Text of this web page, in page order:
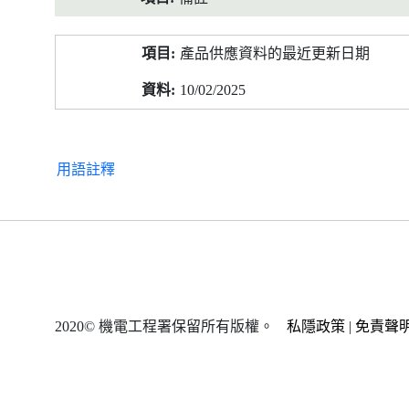
產品供應資料的最近更新日期
10/02/2025
用語註釋
2020© 機電工程署保留所有版權。 私隱政策 | 免責聲